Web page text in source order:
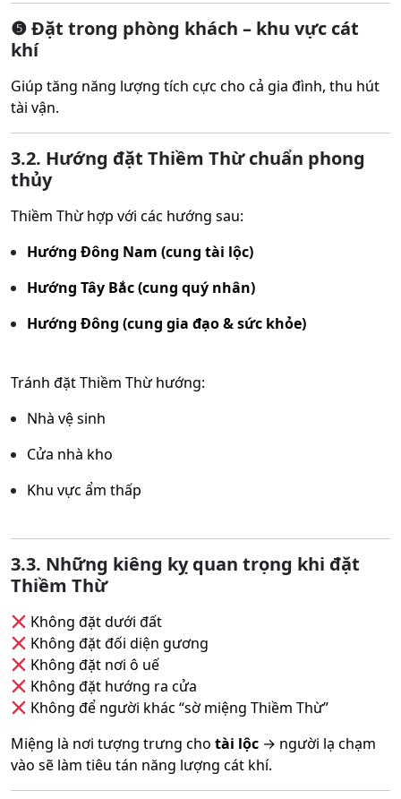
❺ Đặt trong phòng khách – khu vực cát
khí
Giúp tăng năng lượng tích cực cho cả gia đình, thu hút
tài vận.
3.2. Hướng đặt Thiềm Thừ chuẩn phong
thủy
Thiềm Thừ hợp với các hướng sau:
Hướng Đông Nam (cung tài lộc)
Hướng Tây Bắc (cung quý nhân)
Hướng Đông (cung gia đạo & sức khỏe)
Tránh đặt Thiềm Thừ hướng:
Nhà vệ sinh
Cửa nhà kho
Khu vực ẩm thấp
3.3. Những kiêng kỵ quan trọng khi đặt
Thiềm Thừ
Không đặt dưới đất
Không đặt đối diện gương
Không đặt nơi ô uế
Không đặt hướng ra cửa
Không để người khác “sờ miệng Thiềm Thừ”
Miệng là nơi tượng trưng cho tài lộc → người lạ chạm
vào sẽ làm tiêu tán năng lượng cát khí.